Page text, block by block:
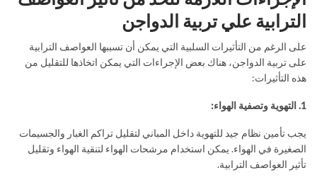
الترابية علي تربية الدواجن
على الرغم من التأثيرات السلبية التي يمكن أن تسببها العواصف الترابية
على تربية الدواجن، هناك بعض الإجراءات التي يمكن اتخاذها للتقليل من
هذه التأثيرات:
1. التهوية وتصفية الهواء:
يجب تأمين نظام جيد للتهوية داخل المباني لتقليل تراكم الغبار والجسيمات
الصغيرة في الهواء. يمكن استخدام مرشحات الهواء لتنقية الهواء وتقليل
تأثير العواصف الترابية.